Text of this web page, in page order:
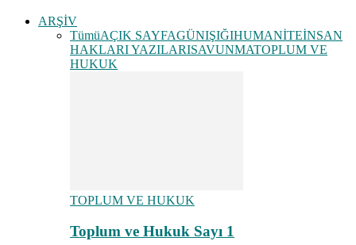
ARŞİV
TümüAÇIK SAYFAGÜNIŞIĞIHUMANİTEİNSAN
HAKLARI YAZILARISAVUNMATOPLUM VE
HUKUK
TOPLUM VE HUKUK
Toplum ve Hukuk Sayı 1